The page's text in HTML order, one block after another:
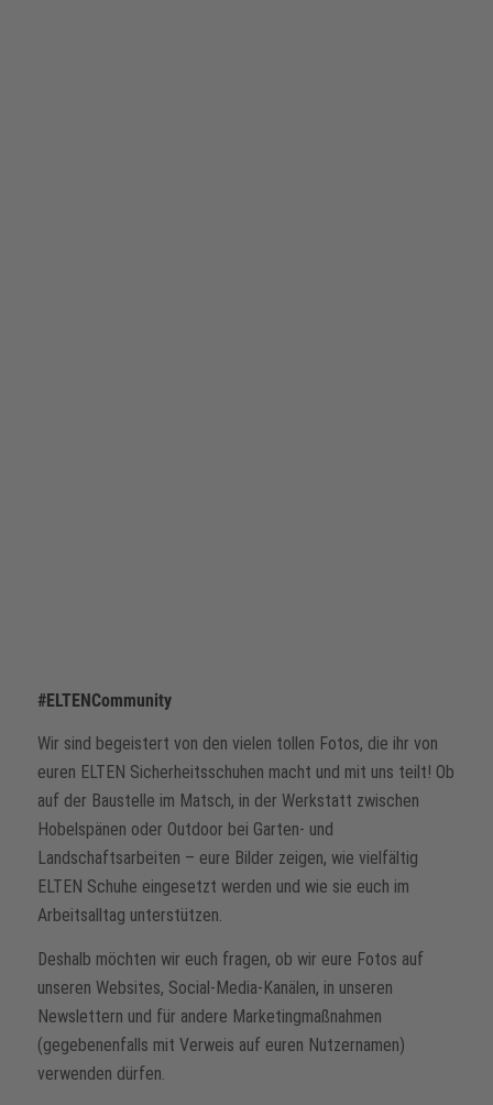
#ELTENCommunity
Wir sind begeistert von den vielen tollen Fotos, die ihr von
euren ELTEN Sicherheitsschuhen macht und mit uns teilt! Ob
auf der Baustelle im Matsch, in der Werkstatt zwischen
Hobelspänen oder Outdoor bei Garten- und
Landschaftsarbeiten – eure Bilder zeigen, wie vielfältig
ELTEN Schuhe eingesetzt werden und wie sie euch im
Arbeitsalltag unterstützen.
Deshalb möchten wir euch fragen, ob wir eure Fotos auf
unseren Websites, Social-Media-Kanälen, in unseren
Newslettern und für andere Marketingmaßnahmen
(gegebenenfalls mit Verweis auf euren Nutzernamen)
verwenden dürfen.